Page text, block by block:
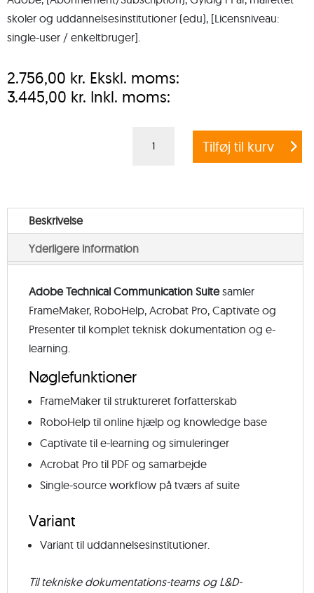
skoler og uddannelsesinstitutioner (edu), [Licensniveau:
single-user / enkeltbruger].
2.756,00 kr. Ekskl. moms:
3.445,00 kr. Inkl. moms:
Enterprise
EDU
antal
Tilføj til kurv
Beskrivelse
Yderligere information
Adobe Technical Communication Suitesamler
FrameMaker, RoboHelp, Acrobat Pro, Captivate og
Presenter til komplet teknisk dokumentation og e-
learning.
Nøglefunktioner
FrameMaker til struktureret forfatterskab
RoboHelp til online hjælp og knowledge base
Captivate til e-learning og simuleringer
Acrobat Pro til PDF og samarbejde
Single-source workflow på tværs af suite
Variant
Variant til uddannelsesinstitutioner.
Til tekniske dokumentations-teams og L&D-